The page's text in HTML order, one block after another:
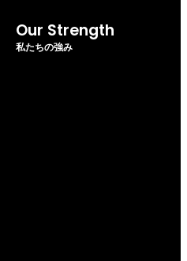
Our Strength
私たちの強み